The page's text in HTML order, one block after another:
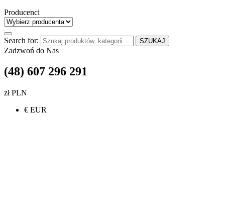
Producenci
Search for: SZUKAJ
Zadzwoń do Nas
(48) 607 296 291
zł PLN
€ EUR